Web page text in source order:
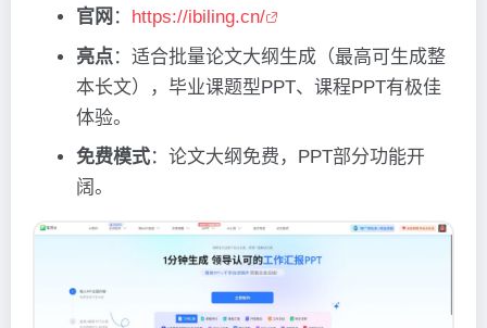
官网 ： https://ibiling.cn/
亮点：适合批量论文大纲生成（最高可生成整
本长文），毕业课题型PPT、课程PPT有极佳
体验。
免费模式：论文大纲免费，PPT部分功能开
阔。